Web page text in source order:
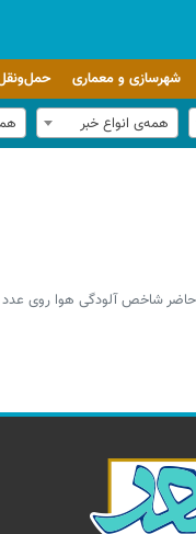
شهرسازی و معماری
همه‌ی انواع خبر